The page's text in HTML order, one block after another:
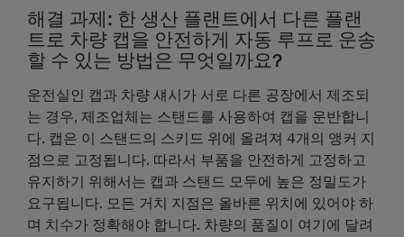
해결 과제: 한 생산 플랜트에서 다른 플랜
트로 차량 캡을 안전하게 자동 루프로 운송
할 수 있는 방법은 무엇일까요?
운전실인 캡과 차량 섀시가 서로 다른 공장에서 제조되
는 경우, 제조업체는 스탠드를 사용하여 캡을 운반합니
다. 캡은 이 스탠드의 스키드 위에 올려져 4개의 앵커 지
점으로 고정됩니다. 따라서 부품을 안전하게 고정하고
유지하기 위해서는 캡과 스탠드 모두에 높은 정밀도가
요구됩니다. 모든 거치 지점은 올바른 위치에 있어야 하
며 치수가 정확해야 합니다. 차량의 품질이 여기에 달려